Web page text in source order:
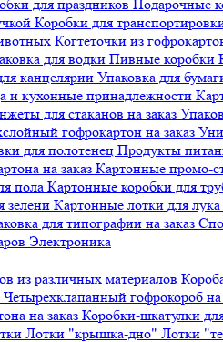
для праздников Подарочные
Коробки для
Когтеточки из
для водки Пивные коробки
канцелярии Упаковка для
и кухонные принадлежности
для стаканов на заказ
гофрокартон на заказ
для полотенец Продукты
на заказ Картонные промо-
пола Картонные коробки для
зелени Картонные лотки для лука
для типографии на заказ
Электроника
из различных материалов
Четырехклапанный гофрокороб на
на заказ Коробки-шкатулки
Лотки "крышка-дно" Лотки